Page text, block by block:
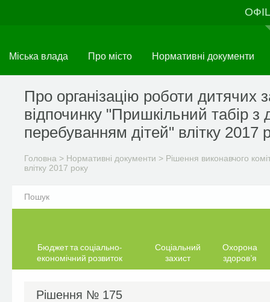
Міська влада Про місто Нормативні документи
Про організацію роботи дитячих
відпочинку "Пришкільний табір з
перебуванням дітей" влітку 2017
Головна > Нормативні документи > Рішення виконавчого
влітку 2017 року
Бюджет та соціально-
економічний розвиток
Соціальний
захист
Охорона
здоров’я
Рішення № 175